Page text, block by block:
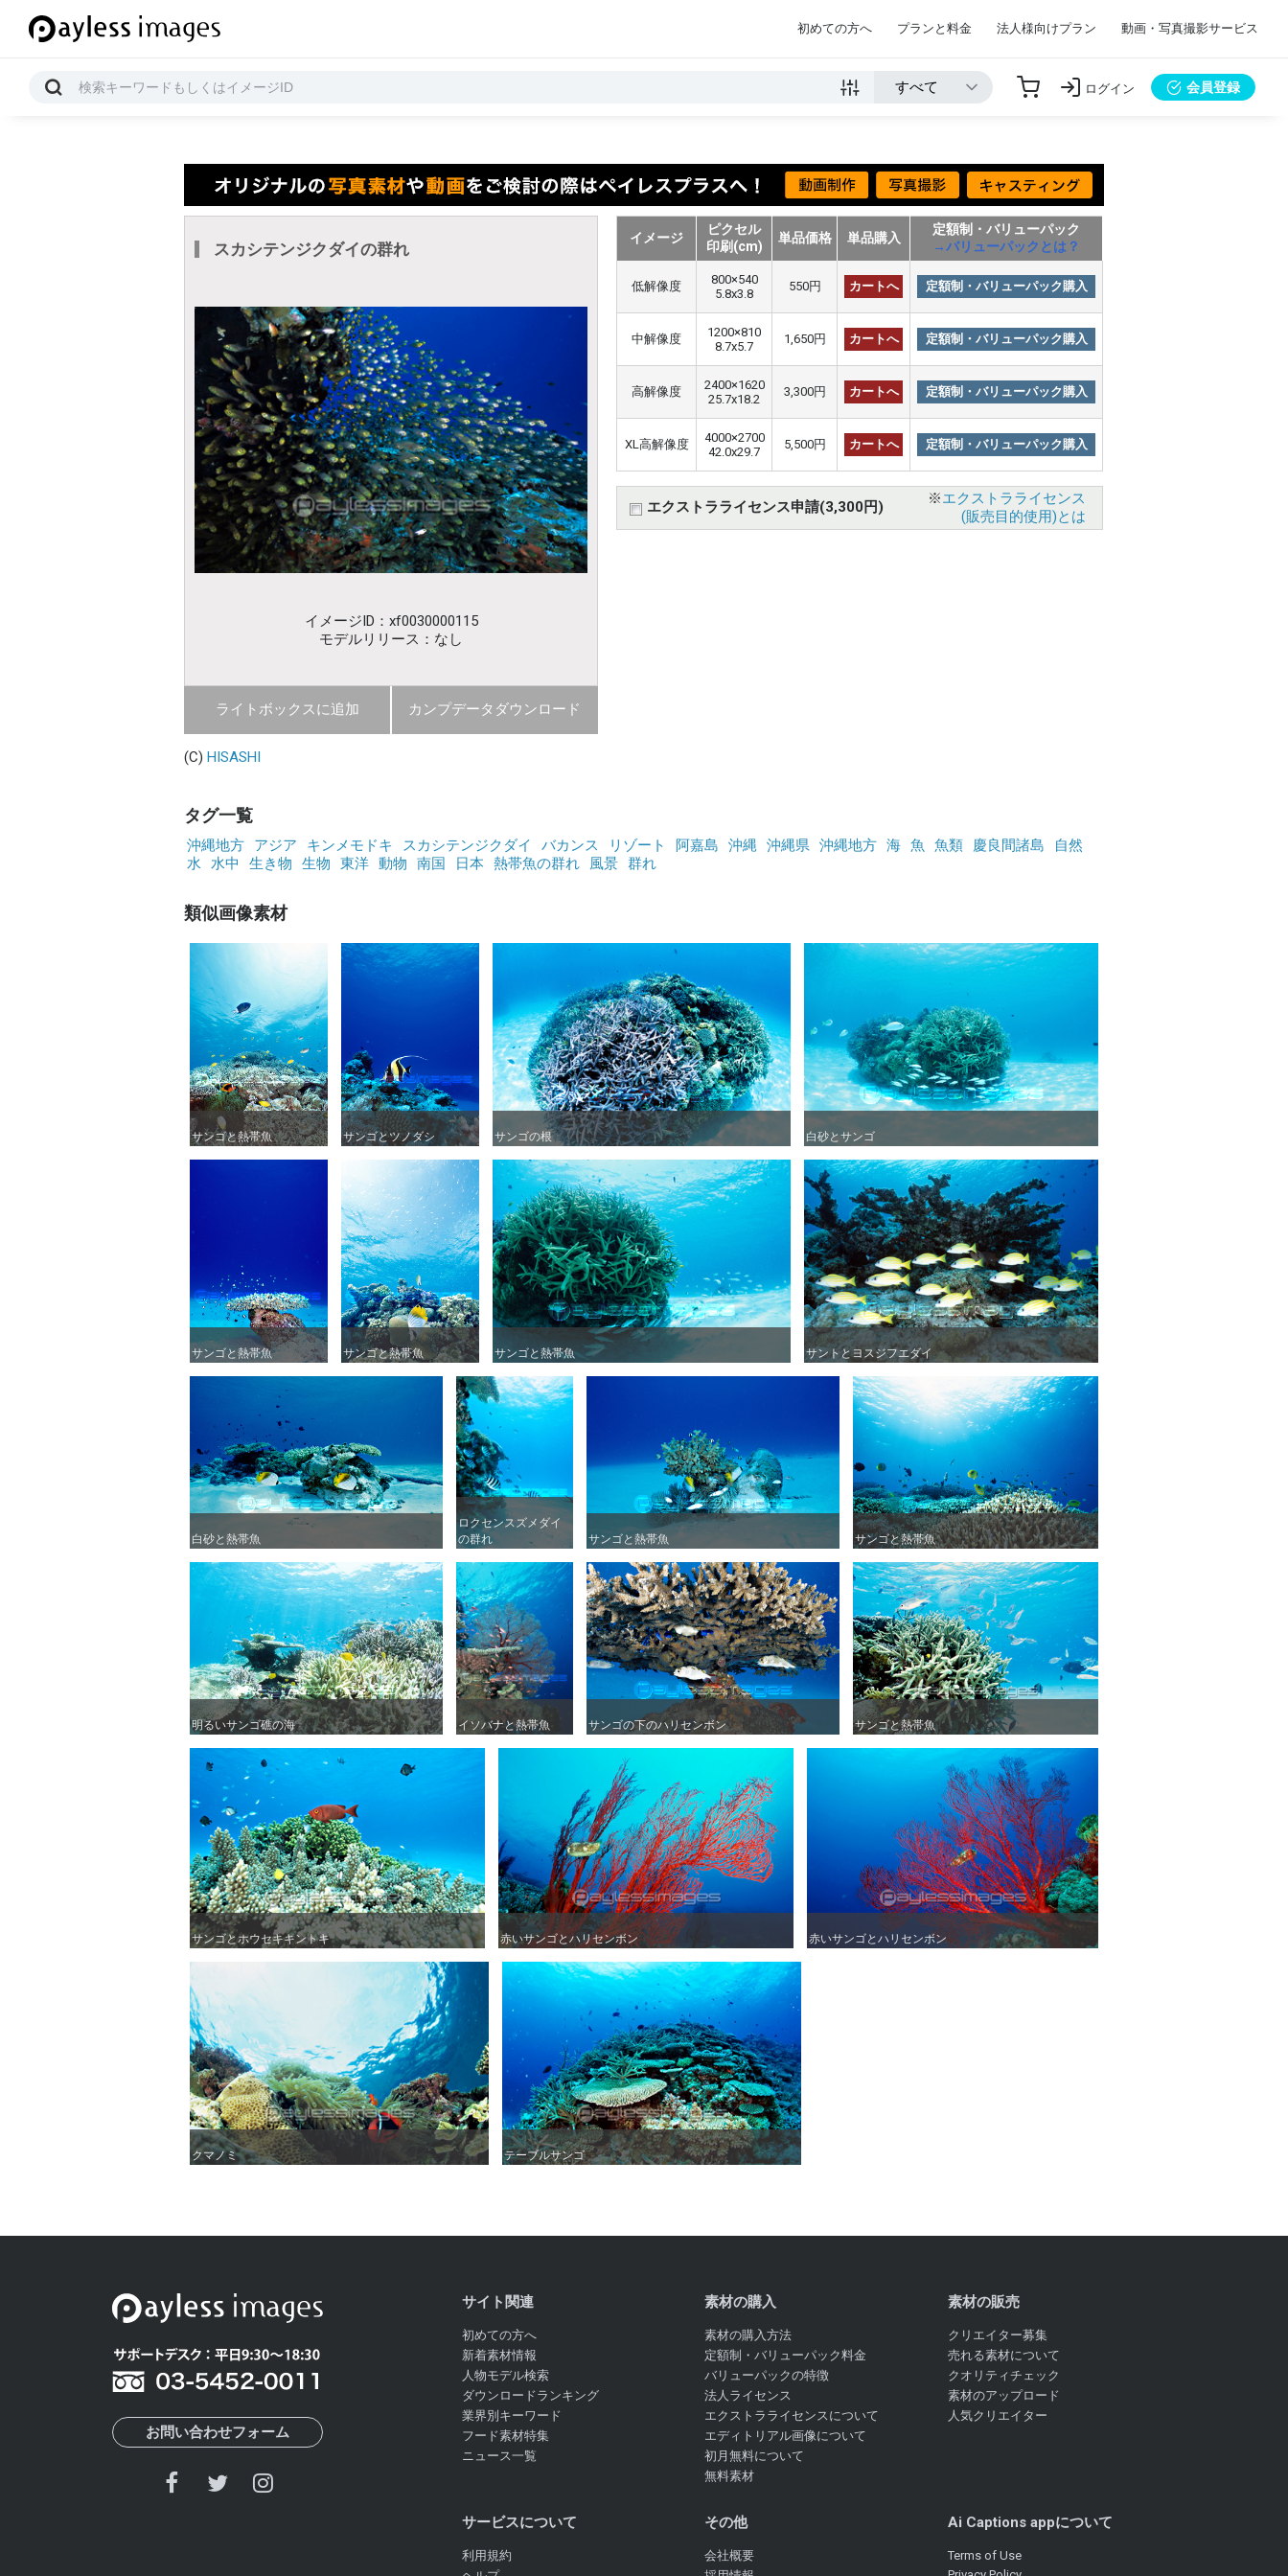
初めての方へ プランと料金 法人様向けプラン 動画・写真撮影サービス
ログイン 会員登録
スカシテンジクダイの群れ
イメージID：xf0030000115
モデルリリース：なし
ライトボックスに追加 カンプデータダウンロード
イメージ
ピクセル
印刷(cm)
単品価格 単品購入
定額制・バリューパック
→バリューパックとは？
低解像度
800×540
5.8x3.8
550円 カートへ 定額制・バリューパック購入
中解像度
1200×810
8.7x5.7
1,650円 カートへ 定額制・バリューパック購入
高解像度
2400×1620
25.7x18.2
3,300円 カートへ 定額制・バリューパック購入
XL高解像度
4000×2700
42.0x29.7
5,500円 カートへ 定額制・バリューパック購入
エクストラライセンス申請(3,300円) ※エクストラライセンス
(販売目的使用)とは
(C) HISASHI
タグ一覧
沖縄地方 アジア キンメモドキ スカシテンジクダイ バカンス リゾート 阿嘉島 沖縄 沖縄県 沖縄地方 海 魚 魚類 慶良間諸島
自然
水
水中 生き物 生物 東洋 動物 南国 日本 熱帯魚の群れ 風景 群れ
類似画像素材
サンゴと熱帯魚
サンゴと熱帯魚 サンゴとツノダシ
サンゴとツノダシ サンゴの根
サンゴの根 白砂とサンゴ
白砂とサンゴ
サンゴと熱帯魚
サンゴと熱帯魚 サンゴと熱帯魚
サンゴと熱帯魚 サンゴと熱帯魚
サンゴと熱帯魚 サントとヨスジフエダイ
サントとヨスジフエダイ
白砂と熱帯魚
白砂と熱帯魚
ロクセンスズメダイ
の群れ
ロクセンスズメダイ
の群れ
サンゴと熱帯魚
サンゴと熱帯魚 サンゴと熱帯魚
サンゴと熱帯魚
明るいサンゴ礁の海
明るいサンゴ礁の海 イソバナと熱帯魚
イソバナと熱帯魚 サンゴの下のハリセンボン
サンゴの下のハリセンボン サンゴと熱帯魚
サンゴと熱帯魚
サンゴとホウセキキントキ
サンゴとホウセキキントキ 赤いサンゴとハリセンボン
赤いサンゴとハリセンボン 赤いサンゴとハリセンボン
赤いサンゴとハリセンボン
クマノミ
クマノミ テーブルサンゴ
テーブルサンゴ
お問い合わせフォーム
サイト関連
初めての方へ
新着素材情報
人物モデル検索
ダウンロードランキング
業界別キーワード
フード素材特集
ニュース一覧
素材の購入
素材の購入方法
定額制・バリューパック料金
バリューパックの特徴
法人ライセンス
エクストラライセンスについて
エディトリアル画像について
初月無料について
無料素材
素材の販売
クリエイター募集
売れる素材について
クオリティチェック
素材のアップロード
人気クリエイター
サービスについて
利用規約
その他
会社概要
Ai Captions appについて
Terms of Use